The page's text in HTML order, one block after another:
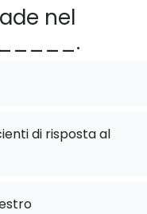
nel
di risposta al